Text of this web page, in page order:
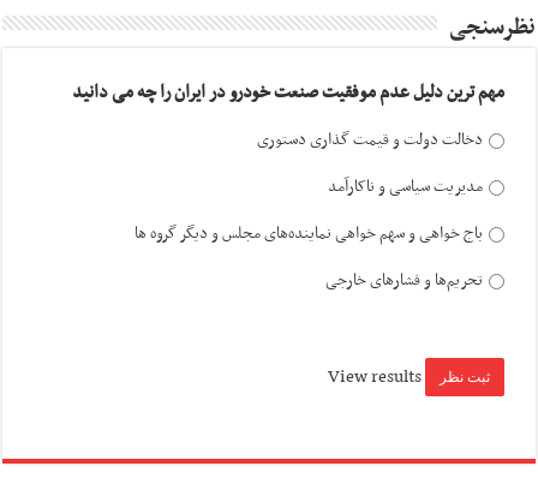
نظرسنجی
مهم ترین دلیل عدم موفقیت صنعت خودرو در ایران را چه می دانید
دخالت دولت و قیمت گذاری دستوری
مدیریت سیاسی و ناکارآمد
باج خواهی و سهم خواهی نماینده‌های مجلس و دیگر گروه ها
تحریم‌ها و فشارهای خارجی
View results